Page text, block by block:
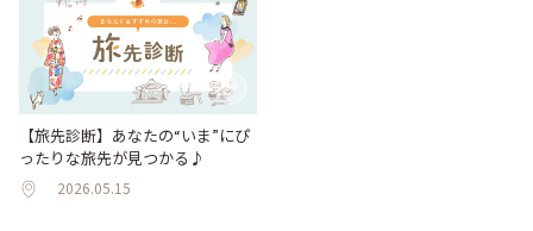
【旅先診断】あなたの“いま”にぴ
ったりな旅先が見つかる♪
2026.05.15